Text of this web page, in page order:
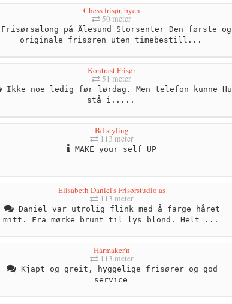
Chess frisør, byen
50 meter
Frisørsalong på Ålesund Storsenter Den første og
originale frisøren uten timebestill...
Kontrast Frisør
51 meter
Ikke noe ledig før lørdag. Men telefon kunne Hu
stå i.....
Bd styling
113 meter
MAKE your self UP
Elisabeth Daniel's Frisørstudio as
113 meter
Daniel var utrolig flink med å farge håret
mitt. Fra mørke brunt til lys blond. Helt ...
Hårmaker'n
113 meter
Kjapt og greit, hyggelige frisører og god
service